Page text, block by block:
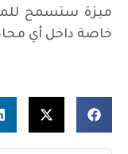
ميزة ستسمح
خاصة داخل أي